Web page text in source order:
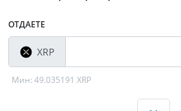
ОТДАЕТЕ
XRP
Мин: 49.035191 XRP